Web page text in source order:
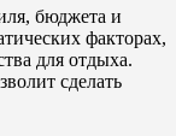
бюджета и
факторах,
для отдыха.
сделать